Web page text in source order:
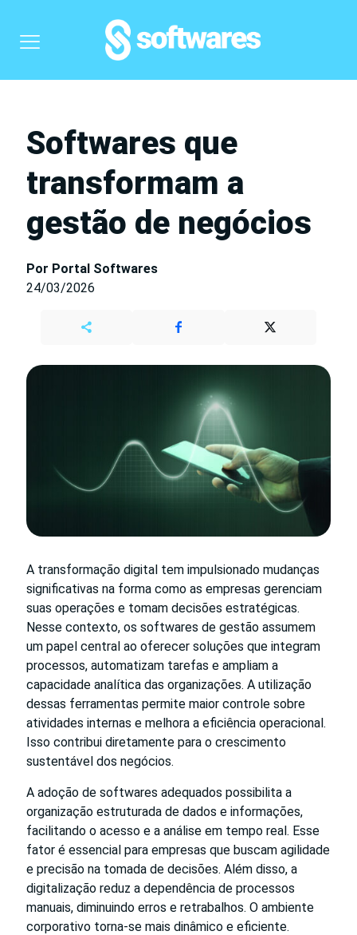
Softwares que
transformam a
gestão de negócios
Por Portal Softwares
24/03/2026
A transformação digital tem impulsionado mudanças
significativas na forma como as empresas gerenciam
suas operações e tomam decisões estratégicas.
Nesse contexto, os softwares de gestão assumem
um papel central ao oferecer soluções que integram
processos, automatizam tarefas e ampliam a
capacidade analítica das organizações. A utilização
dessas ferramentas permite maior controle sobre
atividades internas e melhora a eficiência operacional.
Isso contribui diretamente para o crescimento
sustentável dos negócios.
A adoção de softwares adequados possibilita a
organização estruturada de dados e informações,
facilitando o acesso e a análise em tempo real. Esse
fator é essencial para empresas que buscam agilidade
e precisão na tomada de decisões. Além disso, a
digitalização reduz a dependência de processos
manuais, diminuindo erros e retrabalhos. O ambiente
corporativo torna-se mais dinâmico e eficiente.